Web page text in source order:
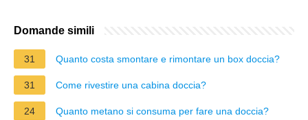
Domande simili
31 Quanto costa smontare e rimontare un box doccia?
31 Come rivestire una cabina doccia?
24 Quanto metano si consuma per fare una doccia?